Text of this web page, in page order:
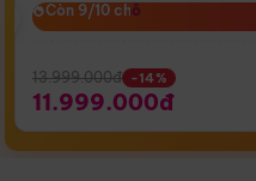
Còn 9/10 chỗ
Còn 9/10 chỗ
13.999.000đ -14%
11.999.000đ